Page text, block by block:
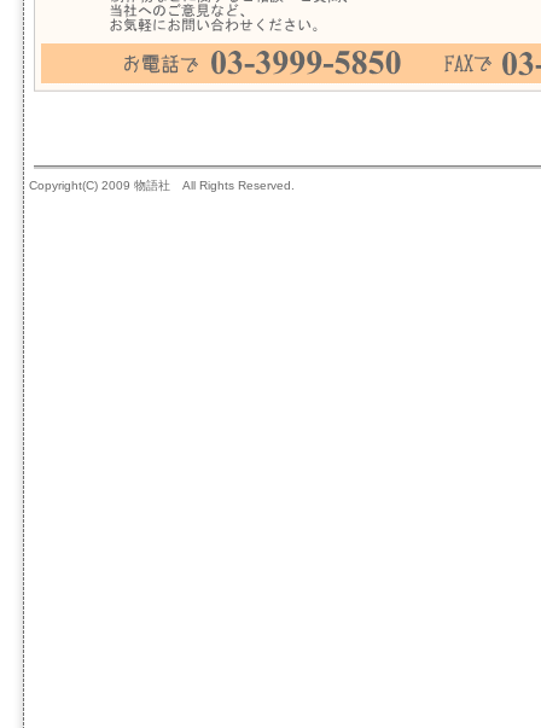
Copyright(C) 2009 物語社 All Rights Reserved.